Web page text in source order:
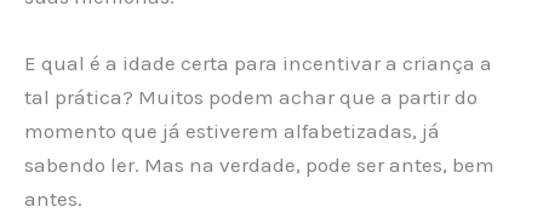
E qual é a idade certa para incentivar a criança a
tal prática? Muitos podem achar que a partir do
momento que já estiverem alfabetizadas, já
sabendo ler. Mas na verdade, pode ser antes, bem
antes.